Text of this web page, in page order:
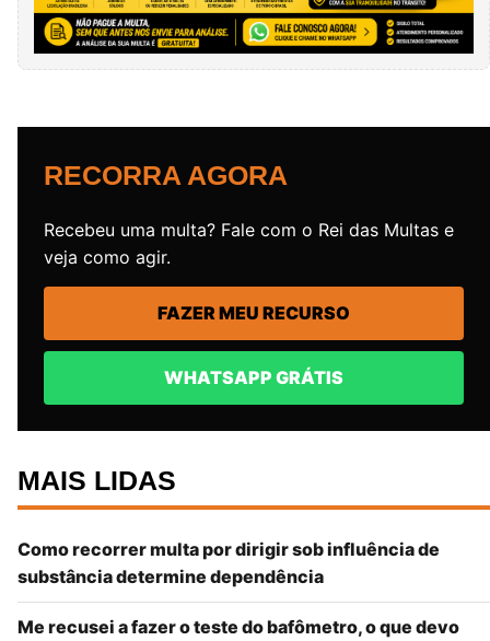
RECORRA AGORA
Recebeu uma multa? Fale com o Rei das Multas e
veja como agir.
FAZER MEU RECURSO
WHATSAPP GRÁTIS
MAIS LIDAS
Como recorrer multa por dirigir sob influência de
substância determine dependência
Me recusei a fazer o teste do bafômetro, o que devo